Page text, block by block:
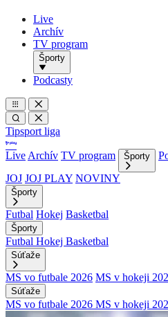
Live
Archív
TV program
Športy
Podcasty
Tipsport liga
Live Archív TV program Športy
JOJ JOJ PLAY NOVINY
Športy
Futbal Hokej Basketbal
Športy
Futbal Hokej Basketbal
Súťaže
MS vo futbale 2026 MS v hokeji
Súťaže
MS vo futbale 2026 MS v hokeji